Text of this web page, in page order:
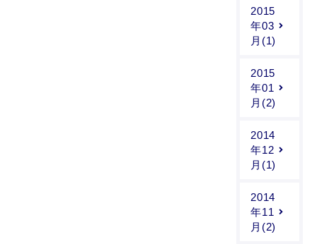
2015
年03
月(1)
2015
年01
月(2)
2014
年12
月(1)
2014
年11
月(2)